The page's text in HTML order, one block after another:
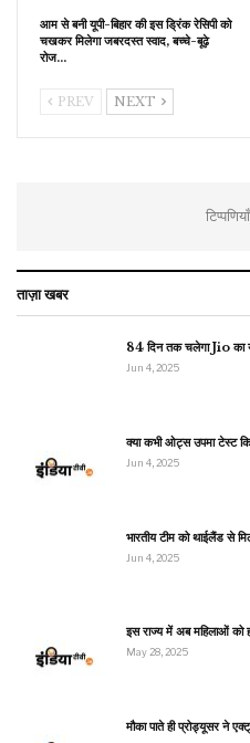
आम से बनी यूपी-बिहार की इस ड्रिंक रेसिपी को
चखकर मिलेगा जबरदस्त स्वाद, बच्चे-बूढ़े
रोज…
PREV NEXT
ताज़ा खबर
84 दिन तक चलेगा Jio का
Jun 4, 2025
क्या कभी ओट्स उपमा टेस्ट
Jun 4, 2025
भारतीय टीम को थाईलैंड से
Jun 4, 2025
इस राज्य में अब महिलाओं
May 28, 2025
मौका पाते ही प्रोड्यूसर ने